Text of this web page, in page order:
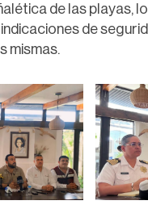
de las playas,
de
mismas.